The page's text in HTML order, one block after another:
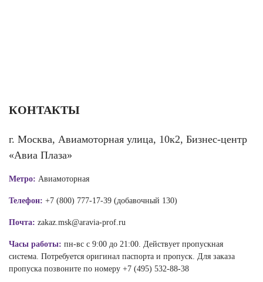
КОНТАКТЫ
г. Москва, Авиамоторная улица, 10к2, Бизнес-центр
«Авиа Плаза»
Метро: Авиамоторная
Телефон: +7 (800) 777-17-39 (добавочный 130)
Почта: zakaz.msk@aravia-prof.ru
Часы работы: пн-вс с 9:00 до 21:00. Действует пропускная
система. Потребуется оригинал паспорта и пропуск. Для заказа
пропуска позвоните по номеру +7 (495) 532-88-38